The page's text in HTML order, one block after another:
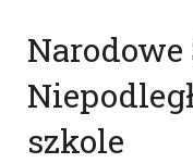
szkole